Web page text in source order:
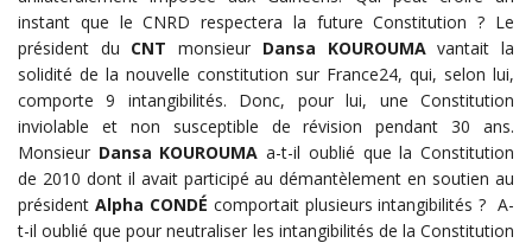
instant que le CNRD respectera la future Constitution ? Le
président du CNT monsieur Dansa KOUROUMAvantait la
solidité de la nouvelle constitution sur France24, qui, selon lui,
comporte 9 intangibilités. Donc, pour lui, une Constitution
inviolable et non susceptible de révision pendant 30 ans.
Monsieur Dansa KOUROUMAa-t-il oublié que la Constitution
de 2010 dont il avait participé au démantèlement en soutien au
président Alpha CONDÉ comportait plusieurs intangibilités ? A-
t-il oublié que pour neutraliser les intangibilités de la Constitution